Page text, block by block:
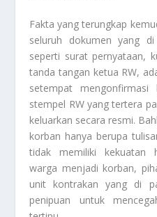
Fakta yang terungkap
seluruh dokumen yang
seperti surat pernyataan,
tanda tangan ketua RW,
setempat
stempel RW yang tertera
keluarkan secara resmi.
korban hanya berupa
tidak memiliki kekuatan
warga menjadi korban,
unit kontrakan yang di
penipuan untuk